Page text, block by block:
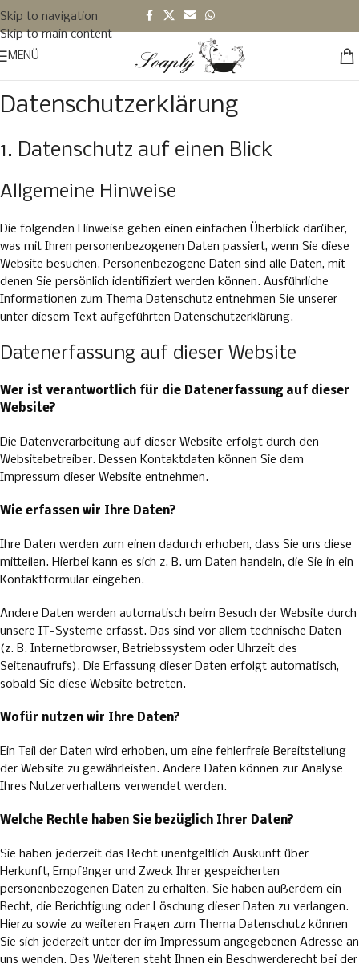
Skip to navigation
Skip to main content
MENÜ
Datenschutzerklärung
1. Datenschutz auf einen Blick
Allgemeine Hinweise
Die folgenden Hinweise geben einen einfachen Überblick darüber,
was mit Ihren personenbezogenen Daten passiert, wenn Sie diese
Website besuchen. Personenbezogene Daten sind alle Daten, mit
denen Sie persönlich identifiziert werden können. Ausführliche
Informationen zum Thema Datenschutz entnehmen Sie unserer
unter diesem Text aufgeführten Datenschutzerklärung.
Datenerfassung auf dieser Website
Wer ist verantwortlich für die Datenerfassung auf dieser
Website?
Die Datenverarbeitung auf dieser Website erfolgt durch den
Websitebetreiber. Dessen Kontaktdaten können Sie dem
Impressum dieser Website entnehmen.
Wie erfassen wir Ihre Daten?
Ihre Daten werden zum einen dadurch erhoben, dass Sie uns diese
mitteilen. Hierbei kann es sich z. B. um Daten handeln, die Sie in ein
Kontaktformular eingeben.
Andere Daten werden automatisch beim Besuch der Website durch
unsere IT-Systeme erfasst. Das sind vor allem technische Daten
(z. B. Internetbrowser, Betriebssystem oder Uhrzeit des
Seitenaufrufs). Die Erfassung dieser Daten erfolgt automatisch,
sobald Sie diese Website betreten.
Wofür nutzen wir Ihre Daten?
Ein Teil der Daten wird erhoben, um eine fehlerfreie Bereitstellung
der Website zu gewährleisten. Andere Daten können zur Analyse
Ihres Nutzerverhaltens verwendet werden.
Welche Rechte haben Sie bezüglich Ihrer Daten?
Sie haben jederzeit das Recht unentgeltlich Auskunft über
Herkunft, Empfänger und Zweck Ihrer gespeicherten
personenbezogenen Daten zu erhalten. Sie haben außerdem ein
Recht, die Berichtigung oder Löschung dieser Daten zu verlangen.
Hierzu sowie zu weiteren Fragen zum Thema Datenschutz können
Sie sich jederzeit unter der im Impressum angegebenen Adresse an
uns wenden. Des Weiteren steht Ihnen ein Beschwerderecht bei der